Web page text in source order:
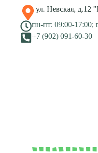
ул. Невская, д.12
пн-пт: 09:00-17:00;
+7 (902) 091-60-30